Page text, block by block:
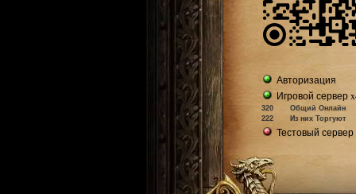
Авторизация
Игровой сервер
320
Общий Онлайн
222
Из них Торгуют
Тестовый сервер